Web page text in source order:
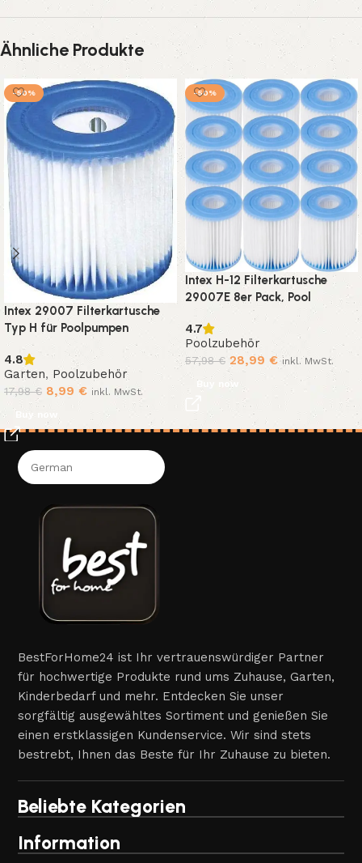
Ähnliche Produkte
-50%
Intex 29007 Filterkartusche
Typ H für Poolpumpen
28601/28602, Ersatzfilter für
klares Wasser
4.8
Garten, Poolzubehör
17,98€ 8,99 € inkl. MwSt.
Buy now
-50%
Intex H-12 Filterkartusche
29007E 8er Pack, Pool
Filterpatrone für 28601 &
28602 Kartuschenpumpen
4.7
Poolzubehör
57,98€ 28,99 € inkl. MwSt.
Buy now
BestForHome24 ist Ihr vertrauenswürdiger Partner
für hochwertige Produkte rund ums Zuhause, Garten,
Kinderbedarf und mehr. Entdecken Sie unser
sorgfältig ausgewähltes Sortiment und genießen Sie
einen erstklassigen Kundenservice. Wir sind stets
bestrebt, Ihnen das Beste für Ihr Zuhause zu bieten.
Beliebte Kategorien
Information